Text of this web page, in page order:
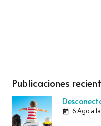
Publicaciones
today 6 Ago a